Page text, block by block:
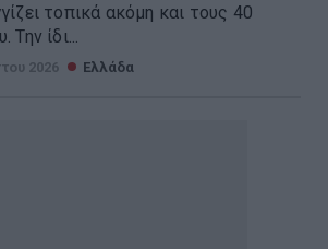
τοπικά ακόμη και τους 40
ίδι...
2026 Ελλάδα